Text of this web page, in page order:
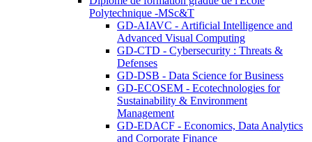
Polytechnique -MSc&T
GD-AIAVC - Artificial Intelligence and
Advanced Visual Computing
GD-CTD - Cybersecurity : Threats &
Defenses
GD-DSB - Data Science for Business
GD-ECOSEM - Ecotechnologies for
Sustainability & Environment
Management
GD-EDACF - Economics, Data Analytics
and Corporate Finance